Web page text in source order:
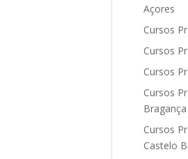
Açores
Cursos
Cursos
Cursos
Cursos
Bragança
Cursos
Castelo